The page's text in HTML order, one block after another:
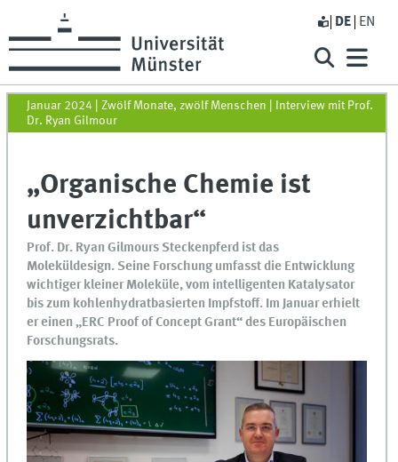
DE EN
Januar 2024 | Zwölf Monate, zwölf Menschen | Interview mit Prof.
Dr. Ryan Gilmour
„Organische Chemie ist
unverzichtbar“
Prof. Dr. Ryan Gilmours Steckenpferd ist das
Moleküldesign. Seine Forschung umfasst die Entwicklung
wichtiger kleiner Moleküle, vom intelligenten Katalysator
bis zum kohlenhydratbasierten Impfstoff. Im Januar erhielt
er einen „ERC Proof of Concept Grant“ des Europäischen
Forschungsrats.